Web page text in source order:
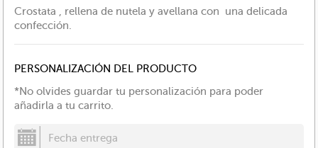
Crostata , rellena de nutela y avellana con una delicada
confección.
PERSONALIZACIÓN DEL PRODUCTO
*No olvides guardar tu personalización para poder
añadirla a tu carrito.